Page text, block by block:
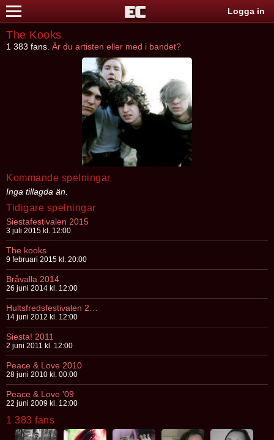
Logga in
The Kooks
1 383 fans. Är du artisten eller med i bandet?
Kommande spelningar
Inga tillagda än.
Tidigare spelningar
Siestafestivalen 2015
3 juli 2015 kl. 12:00
The kooks
9 februari 2015 kl. 20:00
Bråvalla 2014
26 juni 2014 kl. 12:00
14 juni 2012 kl. 12:00
Siesta! 2011
2 juni 2011 kl. 12:00
Peace & Love 2010
28 juni 2010 kl. 00:00
Peace & Love '09
22 juni 2009 kl. 12:00
1 383 fans